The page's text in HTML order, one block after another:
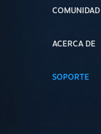
COMUNIDAD
ACERCA DE
SOPORTE